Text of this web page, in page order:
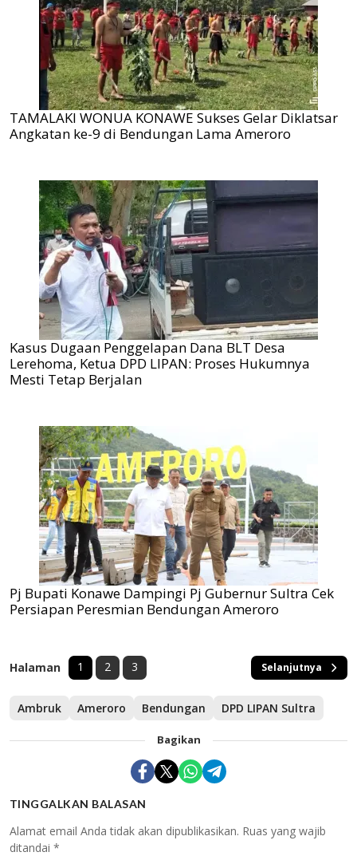
TAMALAKI WONUA KONAWE Sukses Gelar Diklatsar
Angkatan ke-9 di Bendungan Lama Ameroro
Kasus Dugaan Penggelapan Dana BLT Desa
Lerehoma, Ketua DPD LIPAN: Proses Hukumnya
Mesti Tetap Berjalan
Pj Bupati Konawe Dampingi Pj Gubernur Sultra Cek
Persiapan Peresmian Bendungan Ameroro
Halaman 1 2 3 Selanjutnya
Ambruk Ameroro Bendungan DPD LIPAN Sultra
Bagikan
TINGGALKAN BALASAN
Alamat email Anda tidak akan dipublikasikan. Ruas yang wajib
ditandai *